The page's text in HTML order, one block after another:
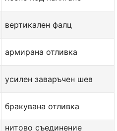
вертикален фалц
армирана отливка
усилен заваръчен шев
бракувана отливка
нитово съединение